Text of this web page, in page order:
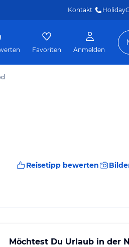
Kontakt
Favoriten Anmelden
Reisetipp bewerten
Möchtest Du Urlaub in der